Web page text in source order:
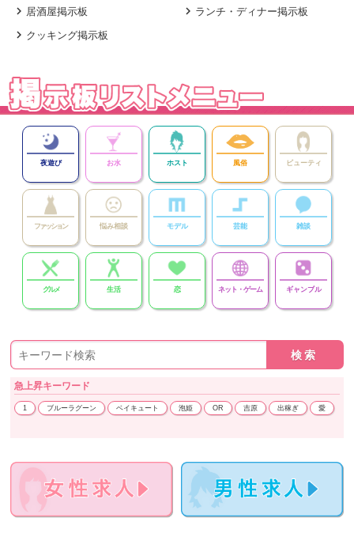
 居酒屋掲示板  ランチ・ディナー掲示板
 クッキング掲示板
夜遊び お水 ホスト 風俗 ビューティ
ファッション 悩み相談 モデル 芸能 雑談
グルメ 生活 恋 ネット・ゲーム ギャンブル
急上昇キーワード
1 ブルーラグーン ベイキュート 泡姫 OR 吉原 出稼ぎ 愛